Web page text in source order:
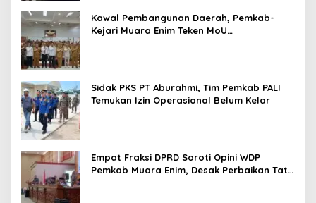
Kawal Pembangunan Daerah, Pemkab-
Kejari Muara Enim Teken MoU
Sidak PKS PT Aburahmi, Tim Pemkab PALI
Temukan Izin Operasional Belum Kelar
Empat Fraksi DPRD Soroti Opini WDP
Pemkab Muara Enim, Desak Perbaikan Tata